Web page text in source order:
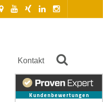
Kontakt